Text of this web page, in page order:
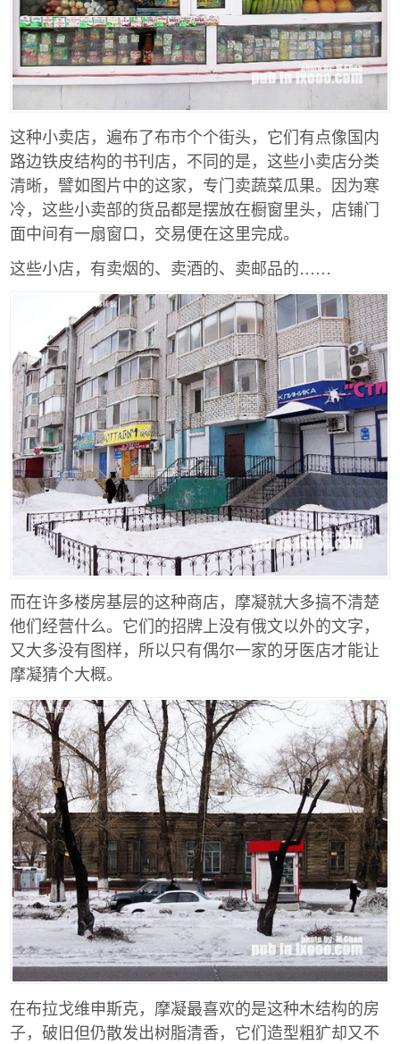
这种小卖店，遍布了布市个个街头，它们有点像国内
路边铁皮结构的书刊店，不同的是，这些小卖店分类
清晰，譬如图片中的这家，专门卖蔬菜瓜果。因为寒
冷，这些小卖部的货品都是摆放在橱窗里头，店铺门
面中间有一扇窗口，交易便在这里完成。
这些小店，有卖烟的、卖酒的、卖邮品的……
而在许多楼房基层的这种商店，摩凝就大多搞不清楚
他们经营什么。它们的招牌上没有俄文以外的文字，
又大多没有图样，所以只有偶尔一家的牙医店才能让
摩凝猜个大概。
在布拉戈维申斯克，摩凝最喜欢的是这种木结构的房
子，破旧但仍散发出树脂清香，它们造型粗犷却又不